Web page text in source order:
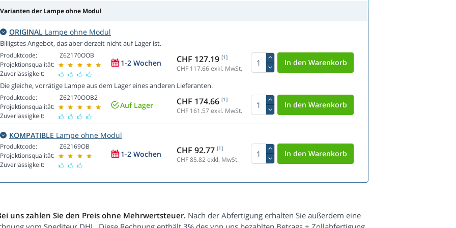
Varianten der Lampe ohne Modul
ORIGINAL Lampe ohne Modul
Billigstes Angebot, das aber derzeit nicht auf Lager ist.
Produktcode:
Projektionsqualität:
Zuverlässigkeit:
Z62170OOB
1-2 Wochen CHF 127.19 [1]
CHF 117.66exkl. MwSt.
Die gleiche, vorrätige Lampe aus dem Lager eines anderen Lieferanten.
Produktcode:
Projektionsqualität:
Zuverlässigkeit:
Z62170OOB2
Auf Lager CHF 174.66 [1]
CHF 161.57 exkl. MwSt.
KOMPATIBLE Lampe ohne Modul
Produktcode:
Projektionsqualität:
Zuverlässigkeit:
Z62169OB
1-2 Wochen CHF 92.77 [1]
CHF 85.82exkl. MwSt.
uns zahlen Sie den Preis ohne Mehrwertsteuer. Nach der Abfertigung erhalten Sie außerdem eine